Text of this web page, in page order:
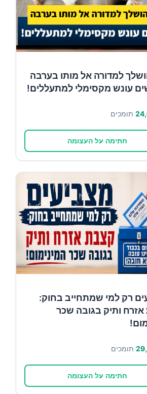
למדורה אל מותו בערבה
עונש מקסימלי למתעללים!
תומכים
חתימה על העצומה
רק למי שמתחייב בחוק:
ותיק בגובה שכר
תומכים
חתימה על העצומה